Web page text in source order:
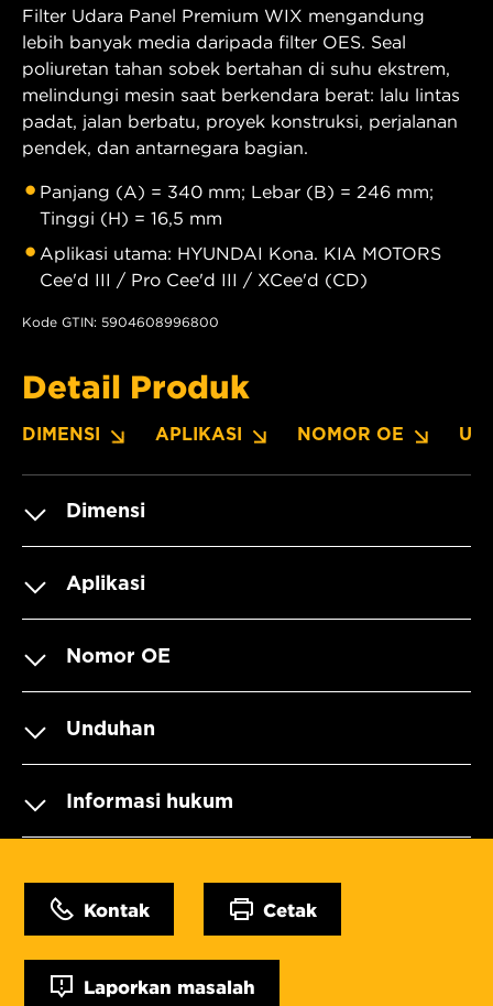
Filter Udara Panel Premium WIX mengandung
lebih banyak media daripada filter OES. Seal
poliuretan tahan sobek bertahan di suhu ekstrem,
melindungi mesin saat berkendara berat: lalu lintas
padat, jalan berbatu, proyek konstruksi, perjalanan
pendek, dan antarnegara bagian.
Panjang (A) = 340 mm; Lebar (B) = 246 mm;
Tinggi (H) = 16,5 mm
Aplikasi utama: HYUNDAI Kona. KIA MOTORS
Cee'd III / Pro Cee'd III / XCee'd (CD)
Kode GTIN: 5904608996800
Detail Produk
DIMENSI APLIKASI NOMOR OE
Dimensi
Aplikasi
Nomor OE
Unduhan
Informasi hukum
Kontak Cetak
Laporkan masalah